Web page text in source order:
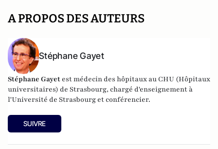
A PROPOS DES AUTEURS
Stéphane Gayet
Stéphane Gayet est médecin des hôpitaux au CHU (Hôpitaux
universitaires) de Strasbourg, chargé d'enseignement à
l'Université de Strasbourg et conférencier.
SUIVRE